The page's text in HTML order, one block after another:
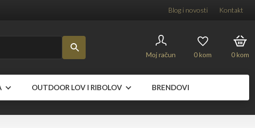
Blog i novosti Kontakt
Moj račun 0kom 0kom
OUTDOOR LOV I RIBOLOV BRENDOVI